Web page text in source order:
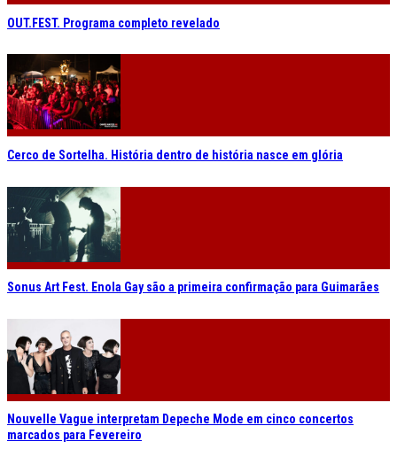
OUT.FEST. Programa completo revelado
Cerco de Sortelha. História dentro de história nasce em glória
Sonus Art Fest. Enola Gay são a primeira confirmação para Guimarães
Nouvelle Vague interpretam Depeche Mode em cinco concertos
marcados para Fevereiro